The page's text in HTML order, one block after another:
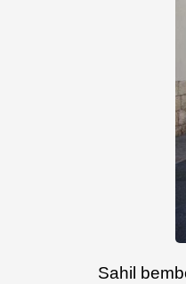
Sahil